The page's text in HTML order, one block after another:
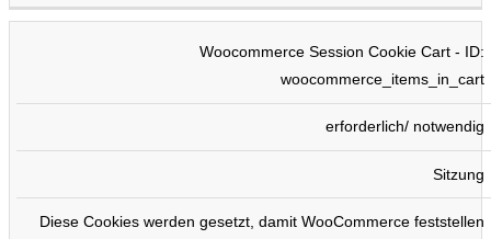
Woocommerce Session Cookie Cart - ID:
woocommerce_items_in_cart
erforderlich/ notwendig
Sitzung
Diese Cookies werden gesetzt, damit WooCommerce feststellen